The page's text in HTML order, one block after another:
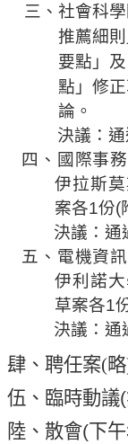
搜
相
三、社會科
推薦細則
要點 」 及
點 」 修正
論。
決議：通
四、國際事
伊拉斯
案各1份(
決議：通
五、電機資
伊利諾
草案各1
決議：通
肆、聘任案(略
伍、 臨時動議(
陸、散會(下午